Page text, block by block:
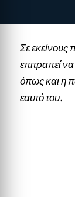
Σε εκείνους
επιτραπεί
όπως και η
εαυτό του.